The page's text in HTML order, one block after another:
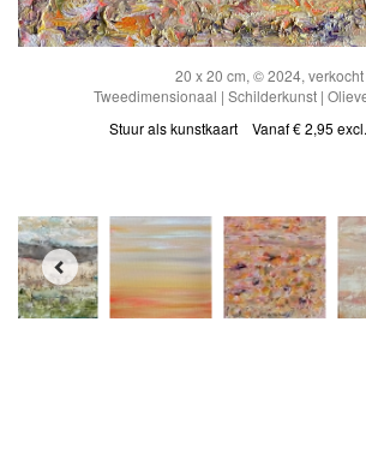
20 x 20 cm, © 2024, verkocht
Tweedimensionaal | Schilderkunst |
Stuur als kunstkaart Vanaf € 2,95